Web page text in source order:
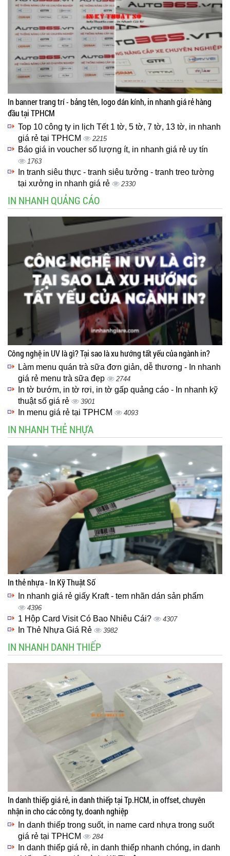
In banner trang trí - bảng tên, logo dán kính, in nhanh giá rẻ hàng
đầu tại TPHCM
Top 10 công ty in lịch Tết 1 tờ, 5 tờ, 7 tờ, 13 tờ, in nhanh
giá rẻ tại TPHCM
2215
Báo giá in voucher số lượng ít, in nhanh giá rẻ uy tín
1763
In tranh siêu thực - tranh siêu tưởng - tranh treo tường
tại xưởng in nhanh giá rẻ
2330
IN NHANH QUẢNG CÁO
Công nghệ in UV là gì? Tại sao là xu hướng tất yếu của ngành in?
Làm menu quán trà sữa đơn giản, dễ thương - In nhanh
giá rẻ menu trà sữa đẹp
2744
In tờ bướm, in tờ rơi, in tờ gấp quảng cáo - In nhanh kỹ
thuật số giá rẻ
3901
In menu giá rẻ tại TPHCM 4093
IN NHANH THẺ NHỰA
In thẻ nhựa - In Kỹ Thuật Số
In nhanh giá rẻ giấy Kraft - tem nhãn dán sản phẩm
4396
1 Hộp Card Visit Có Bao Nhiêu Cái? 4307
In Thẻ Nhựa Giá Rẻ 3982
IN NHANH DANH THIẾP
In danh thiếp giá rẻ, in danh thiếp tại Tp.HCM, in offset, chuyên
nhận in cho các công ty, doanh nghiệp
In danh thiếp trong suốt, in name card nhựa trong suốt
giá rẻ tại TPHCM
284
In danh thiếp giá rẻ, in danh thiếp nhanh chóng, in danh